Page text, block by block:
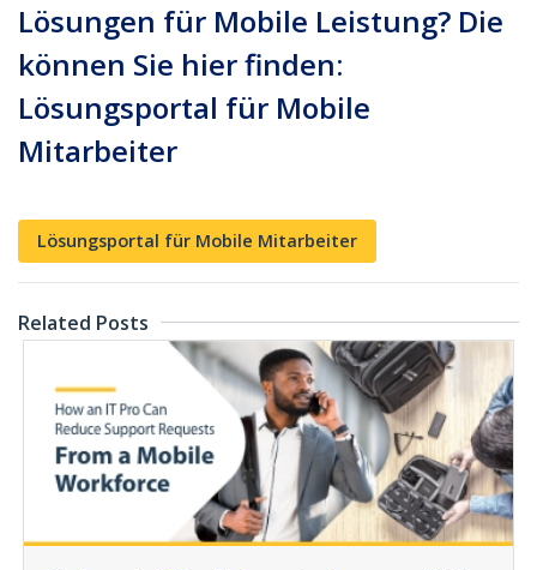
Lösungen für Mobile Leistung? Die
können Sie hier finden:
Lösungsportal für Mobile
Mitarbeiter
Lösungsportal für Mobile Mitarbeiter
Related Posts